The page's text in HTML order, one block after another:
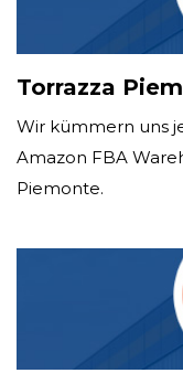
Torrazza
Wir kümmern uns
Amazon FBA
Piemonte.